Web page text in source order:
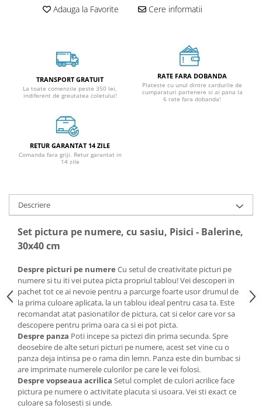
Adauga la Favorite Cere informatii
TRANSPORT GRATUIT
La toate comenzile peste 350 lei,
indiferent de greutatea coletului!
RATE FARA DOBANDA
Plateste cu unul dintre cardurile de
cumparaturi partenere si ai pana la
6 rate fara dobanda!
RETUR GARANTAT 14 ZILE
Comanda fara griji. Retur garantat in
14 zile
Descriere
Set pictura pe numere, cu sasiu, Pisici - Balerine,
30x40 cm
Despre picturi pe numere Cu setul de creativitate picturi pe
numere si tu iti vei putea picta propriul tablou! Vei descoperi in
pachet tot ce ai nevoie pentru a parcurge foarte usor drumul de
la prima culoare aplicata, la un tablou ideal pentru casa ta. Este
recomandat atat pasionatilor de pictura, cat si celor care vor sa
descopere pentru prima oara ca si ei pot picta.
Despre panza Poti incepe sa pictezi din prima secunda. Spre
deosebire de alte seturi picturi pe numere, acest set vine cu o
panza deja intinsa pe o rama din lemn. Panza este din bumbac si
are imprimate numerele culorilor pe care le vei folosi.
Despre vopseaua acrilica Setul complet de culori acrilice face
pictura pe numere o activitate placuta si usoara. Vei sti exact ce
culoare sa folosesti si unde.